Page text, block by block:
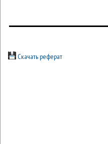
Скачать реферат